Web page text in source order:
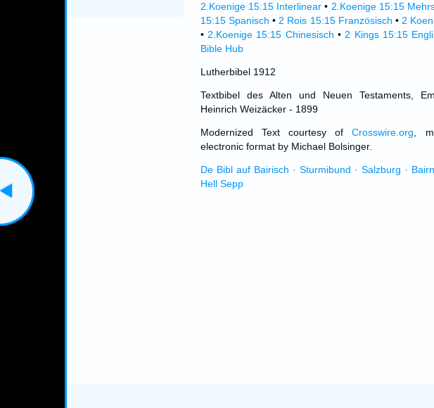
2.Koenige 15:15 Interlinear • 2.Koenige 15:15
15:15 Spanisch • 2 Rois 15:15 Französisch • 2
• 2.Koenige 15:15 Chinesisch • 2 Kings 15:15
Bible Hub
Lutherbibel 1912
Textbibel des Alten und Neuen Testaments,
Heinrich Weizäcker - 1899
Modernized Text courtesy ofCrosswire.org ,
electronic format by Michael Bolsinger.
De Bibl auf Bairisch · Sturmibund · Salzburg ·
Hell Sepp